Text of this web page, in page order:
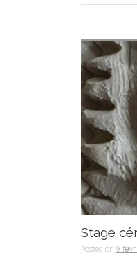
Stage
Posted on 9